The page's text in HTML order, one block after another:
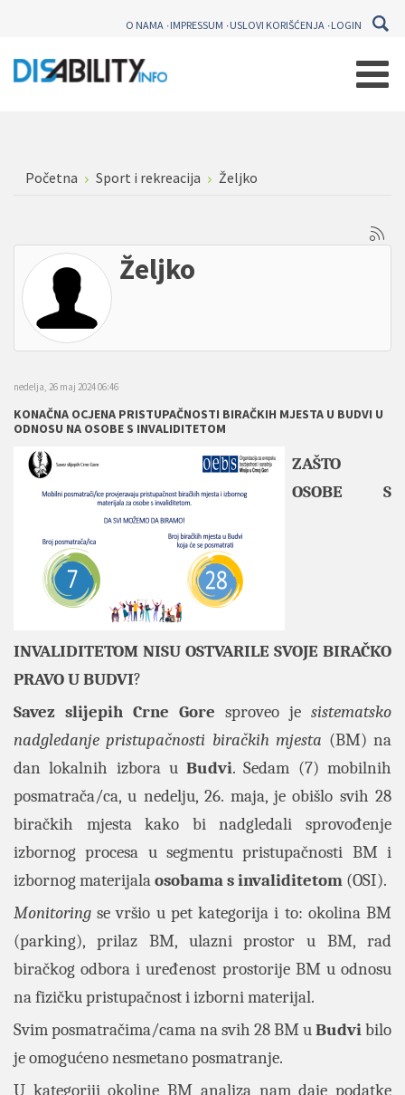
O NAMA IMPRESSUM USLOVI KORIŠĆENJA LOGIN
Početna Sport i rekreacija Željko
Željko
nedelja, 26 maj 2024 06:46
KONAČNA OCJENA PRISTUPAČNOSTI BIRAČKIH MJESTA U BUDVI U
ODNOSU NA OSOBE S INVALIDITETOM
ZAŠTO
OSOBE S
INVALIDITETOM NISU OSTVARILE SVOJE BIRAČKO
PRAVO U BUDVI?
Savez slijepih Crne Gore sproveo je sistematsko
nadgledanje pristupačnosti biračkih mjesta (BM) na
dan lokalnih izbora uBudvi. Sedam (7) mobilnih
posmatrača/ca, u nedelju, 26. maja, je obišlo svih 28
biračkih mjesta kako bi nadgledali sprovođenje
izbornog procesa u segmentu pristupačnosti BM i
izbornog materijalaosobama s invaliditetom (OSI).
Monitoring se vršio u pet kategorija i to: okolina BM
(parking), prilaz BM, ulazni prostor u BM, rad
biračkog odbora i uređenost prostorije BM u odnosu
na fizičku pristupačnost i izborni materijal.
Svim posmatračima/cama na svih 28 BM uBudvibilo
je omogućeno nesmetano posmatranje.
U kategoriji okoline BM analiza nam daje podatke